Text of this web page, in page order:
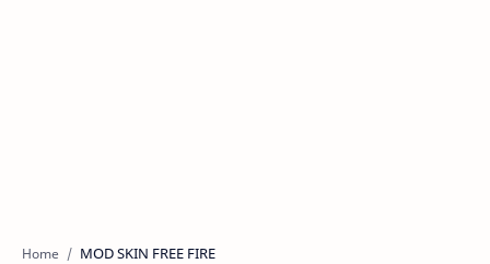
Home MOD SKIN FREE FIRE